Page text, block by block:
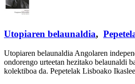
Utopiaren belaunaldia,
Utopiaren belaunaldia Angolaren
ondorengo urteetan hezitako belaunaldi
kolektiboa da. Pepetelak Lisboako